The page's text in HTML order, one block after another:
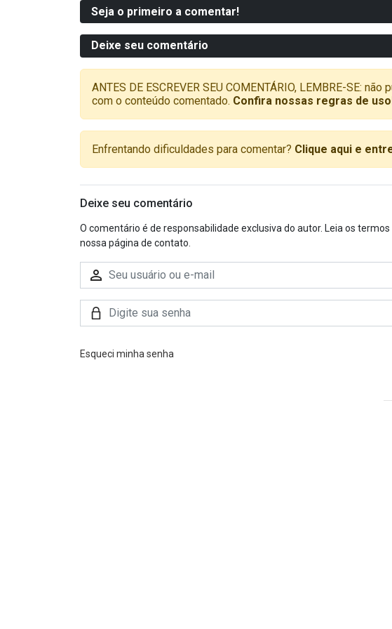
Seja o primeiro a comentar!
Deixe seu comentário
ANTES DE ESCREVER SEU COMENTÁRIO, LEMBRE-SE:
com o conteúdo comentado. Confira nossas regras de
Enfrentando dificuldades para comentar? Clique aqui e
Deixe seu comentário
O comentário é de responsabilidade exclusiva do autor. Leia os
nossa página de contato.
Esqueci minha senha